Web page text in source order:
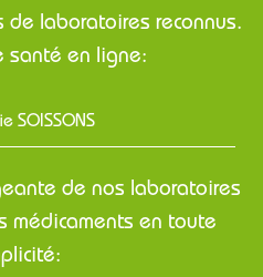
de laboratoires reconnus.
santé en ligne:
SOISSONS
de nos laboratoires
médicaments en toute